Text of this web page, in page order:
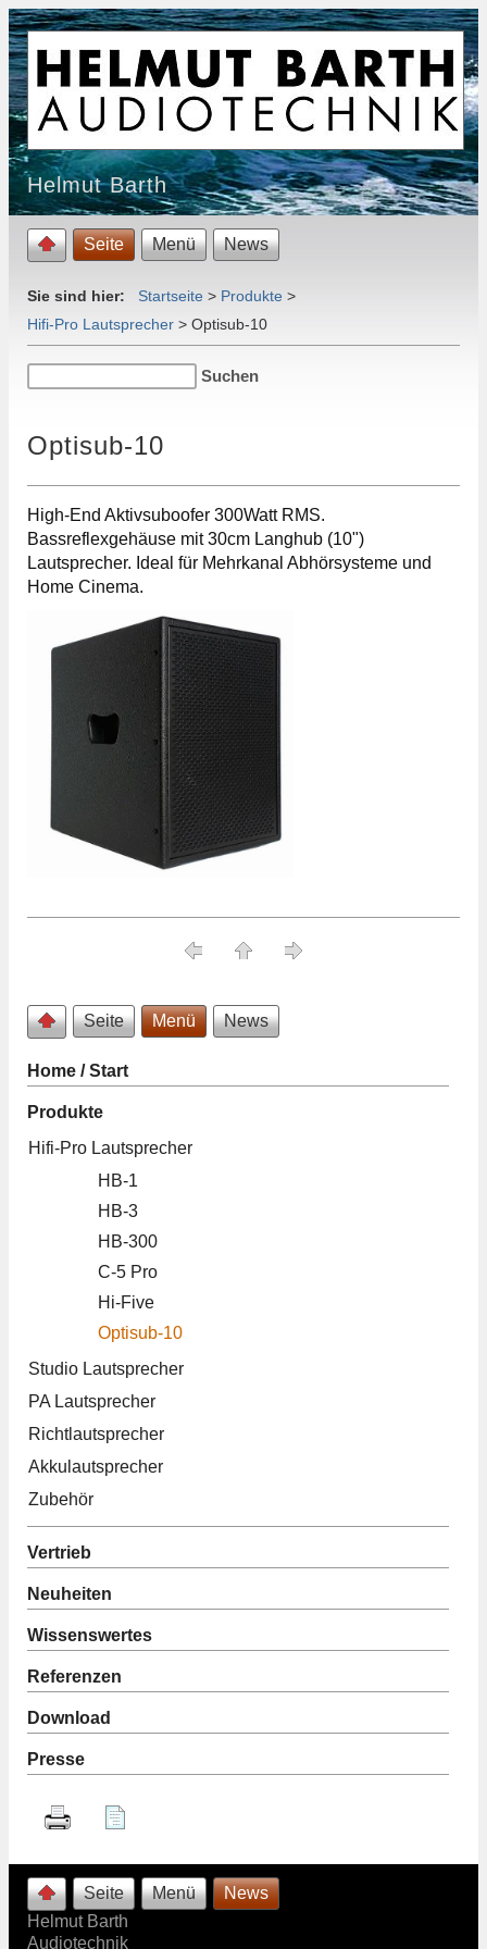
Helmut Barth
Seite Menü News
Sie sind hier: Startseite > Produkte >
Hifi-Pro Lautsprecher >Optisub-10
Optisub-10
High-End Aktivsuboofer 300Watt RMS.
Bassreflexgehäuse mit 30cm Langhub (10")
Lautsprecher. Ideal für Mehrkanal Abhörsysteme und
Home Cinema.
Seite Menü News
Home / Start
Produkte
Hifi-Pro Lautsprecher
HB-1
HB-3
HB-300
C-5 Pro
Hi-Five
Optisub-10
Studio Lautsprecher
PA Lautsprecher
Richtlautsprecher
Akkulautsprecher
Zubehör
Vertrieb
Neuheiten
Wissenswertes
Referenzen
Download
Presse
Seite Menü
News
Helmut Barth
Audiotechnik